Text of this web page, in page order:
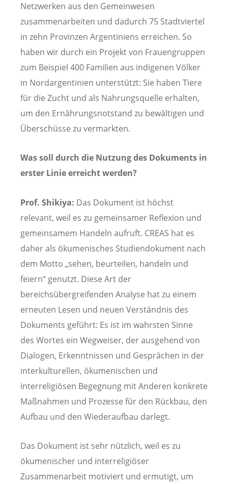
Netzwerken aus den Gemeinwesen
zusammenarbeiten und dadurch 75 Stadtviertel
in zehn Provinzen Argentiniens erreichen. So
haben wir durch ein Projekt von Frauengruppen
zum Beispiel 400 Familien aus indigenen Völker
in Nordargentinien unterstützt: Sie haben Tiere
für die Zucht und als Nahrungsquelle erhalten,
um den Ernährungsnotstand zu bewältigen und
Überschüsse zu vermarkten.
Was soll durch die Nutzung des Dokuments in
erster Linie erreicht werden?
Prof. Shikiya: Das Dokument ist höchst
relevant, weil es zu gemeinsamer Reflexion und
gemeinsamem Handeln aufruft. CREAS hat es
daher als ökumenisches Studiendokument nach
dem Motto „sehen, beurteilen, handeln und
feiern“ genutzt. Diese Art der
bereichsübergreifenden Analyse hat zu einem
erneuten Lesen und neuen Verständnis des
Dokuments geführt: Es ist im wahrsten Sinne
des Wortes ein Wegweiser, der ausgehend von
Dialogen, Erkenntnissen und Gesprächen in der
interkulturellen, ökumenischen und
interreligiösen Begegnung mit Anderen konkrete
Maßnahmen und Prozesse für den Rückbau, den
Aufbau und den Wiederaufbau darlegt.
Das Dokument ist sehr nützlich, weil es zu
ökumenischer und interreligiöser
Zusammenarbeit motiviert und ermutigt, um